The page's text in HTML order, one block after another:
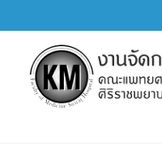
to
content